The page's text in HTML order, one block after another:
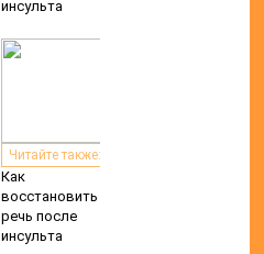
инсульта
Читайте также:
Как
восстановить
речь после
инсульта